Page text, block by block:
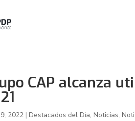
CAP alcanza
2022 |Destacados del Día,Noticias,